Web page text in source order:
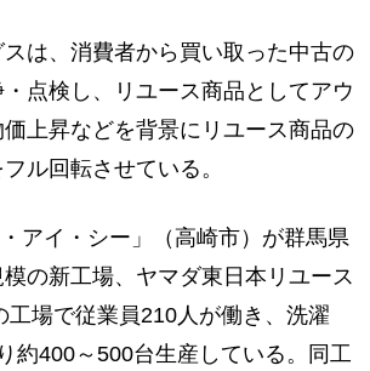
は、消費者から買い取った中古の
点検し、リユース商品としてアウ
上昇などを背景にリユース商品の
ル回転させている。
アイ・シー」（高崎市）が群馬県
の新工場、ヤマダ東日本リユース
場で従業員210人が働き、洗濯
約400～500台生産している。同工